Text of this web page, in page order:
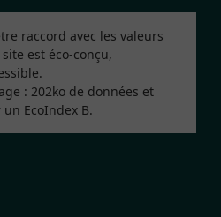
raccord avec les valeurs
est éco-conçu,
: 202ko de données et
EcoIndex B.